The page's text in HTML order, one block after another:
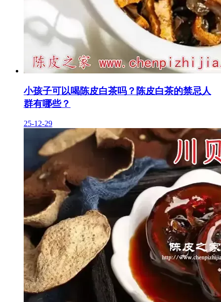
小孩子可以喝陈皮白茶吗？陈皮白茶的禁忌人
群有哪些？
25-12-29